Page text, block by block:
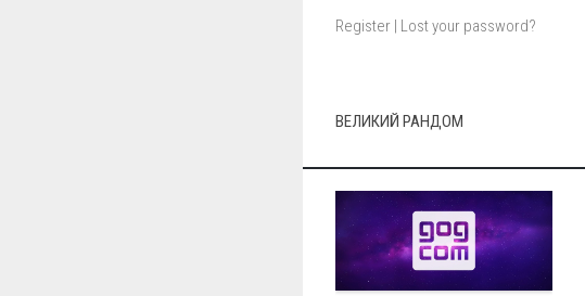
Register | Lost your password?
ВЕЛИКИЙ РАНДОМ